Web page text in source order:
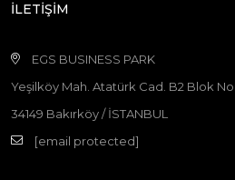
İLETİŞİM
EGS BUSINESS PARK
Yeşilköy Mah. Atatürk Cad. B2 Blok
34149 Bakırköy / İSTANBUL
[email protected]